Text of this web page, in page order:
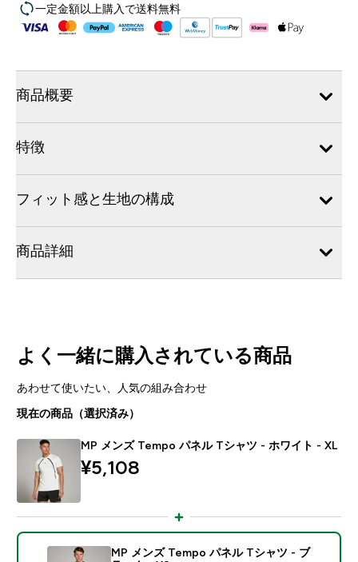
一定金額以上購入で送料無料
商品概要
特徴
フィット感と生地の構成
商品詳細
よく一緒に購入されている商品
あわせて使いたい、人気の組み合わせ
現在の商品（選択済み）
MP メンズ Tempo パネル Tシャツ - ホワイト - XL
¥5,108‎
MP メンズ Tempo パネル Tシャツ - ブ